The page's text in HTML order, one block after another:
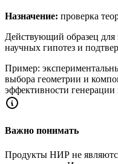
Назначение: проверка
Действующий образец для
научных гипотез и
Пример:
выбора геометрии и
эффективности генерации
Важно понимать
Продукты НИР не